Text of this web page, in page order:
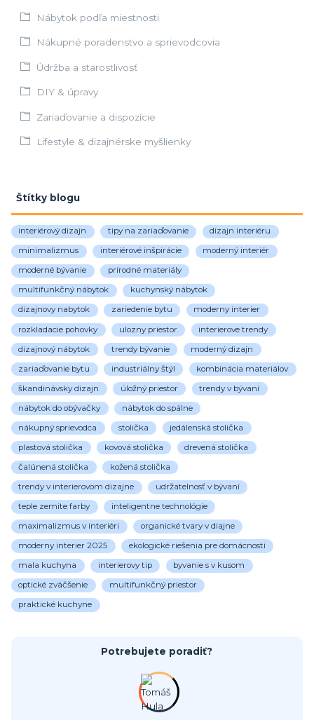
Nábytok podľa miestnosti
Nákupné poradenstvo a sprievodcovia
Údržba a starostlivosť
DIY & úpravy
Zariaďovanie a dispozície
Lifestyle & dizajnérske myšlienky
Štítky blogu
interiérový dizajn tipy na zariaďovanie dizajn interiéru
minimalizmus interiérové inšpirácie moderný interiér
moderné bývanie prírodné materiály
multifunkčný nábytok kuchynský nábytok
dizajnovy nabytok zariedenie bytu moderny interier
rozkladacie pohovky ulozny priestor interierove trendy
dizajnový nábytok trendy bývanie moderný dizajn
zariaďovanie bytu industriálny štýl kombinácia materiálov
škandinávsky dizajn úložný priestor trendy v bývaní
nábytok do obývačky nábytok do spálne
nákupný sprievodca stolička jedálenská stolička
plastová stolička kovová stolička drevená stolička
čalúnená stolička kožená stolička
trendy v interierovom dizajne udržatelnosť v bývaní
teple zemite farby inteligentne technológie
maximalizmus v interiéri organické tvary v diajne
moderny interier 2025 ekologické riešenia pre domácnosti
mala kuchyna interierovy tip byvanie s v kusom
optické zväčšenie multifunkčný priestor
praktické kuchyne
Potrebujete poradiť?